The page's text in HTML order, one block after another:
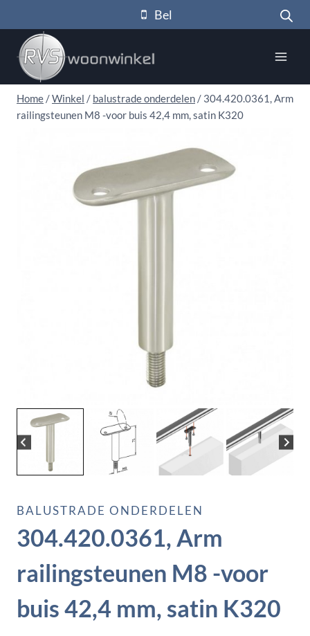
naar
inhoud
Bel
Home /Winkel / balustrade onderdelen / 304.420.0361, Arm
railingsteunen M8 -voor buis 42,4 mm, satin K320
BALUSTRADE ONDERDELEN
304.420.0361, Arm
railingsteunen M8 -voor
buis 42,4 mm, satin K320